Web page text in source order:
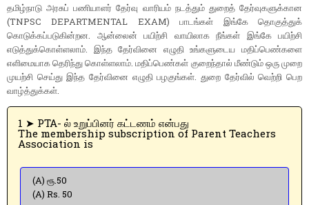
தமிழ்நாடு அரசுப் பணியாளர் தேர்வு வாரியம் நடத்தும் துறைத் தேர்வுகளுக்கான
(TNPSC DEPARTMENTAL EXAM) பாடங்கள் இங்கே தொகுத்துக்
கொடுக்கப்படுகின்றன. ஆன்லைன் பயிற்சி வாயிலாக நீங்கள் இங்கே பயிற்சி
எடுத்துக்கொள்ளலாம். இந்த தேர்வினை எழுதி உங்களுடைய மதிப்பெண்களை
எளிமையாக தெரிந்து கொள்ளலாம். மதிப்பெண்கள் குறைந்தால் மீண்டும் ஒரு முறை
முயற்சி செய்து இந்த தேர்வினை எழுதி பழகுங்கள். துறை தேர்வில் வெற்றி பெற
வாழ்த்துக்கள்.
1 ➤ PTA- ல் உறுப்பினர் கட்டணம் என்பது
The membership subscription of Parent Teachers
Association is
(A) ரூ.50
(A) Rs. 50